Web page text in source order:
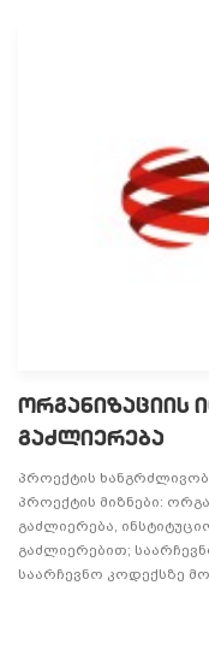
ᲝᲠᲒᲐᲜᲘᲖᲐᲪᲘᲘᲡ
ᲒᲐᲫᲚᲘᲔᲠᲔᲑᲐ
პროექტის
პროექტის მიზნები:
გაძლიერება,
გაძლიერებით;
საარჩევნო კოდექსზე